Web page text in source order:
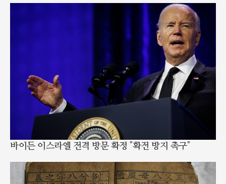
바이든 이스라엘 전격 방문 확정 "확전 방지 촉구"